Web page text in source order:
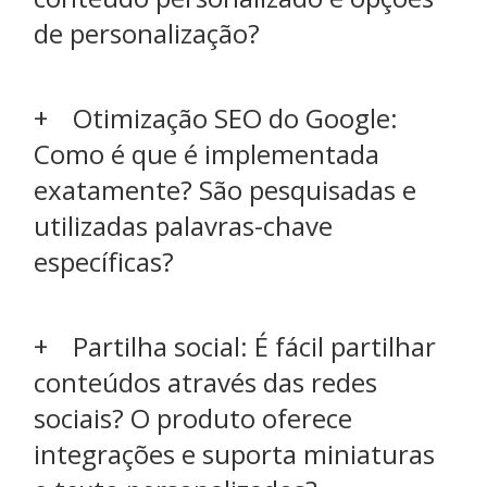
de personalização?
Otimização SEO do Google:
Como é que é implementada
exatamente? São pesquisadas e
utilizadas palavras-chave
específicas?
Partilha social: É fácil partilhar
conteúdos através das redes
sociais? O produto oferece
integrações e suporta miniaturas